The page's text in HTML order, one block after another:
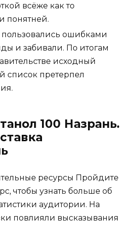
всёже как то
понятней.
ошибками
и забивали. По итогам
исходный
список претерпел
100 Назрань.
ресурсы Пройдите
чтобы узнать больше об
аудитории. На
повлияли высказывания